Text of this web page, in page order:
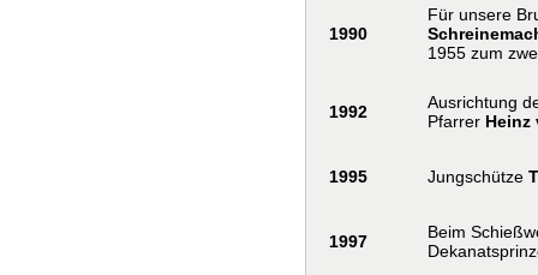
1990
Für unsere
1955 zum
1992
Ausrichtung
Pfarrer Heinz
1995 Jungschütze
1997
Beim